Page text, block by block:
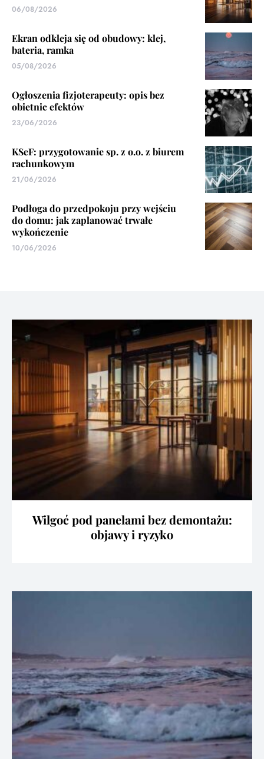
06/08/2026
Ekran odkleja się od obudowy: klej,
bateria, ramka
05/08/2026
Ogłoszenia fizjoterapeuty: opis bez
obietnic efektów
23/06/2026
KSeF: przygotowanie sp. z o.o. z biurem
rachunkowym
21/06/2026
Podłoga do przedpokoju przy wejściu
do domu: jak zaplanować trwałe
wykończenie
10/06/2026
Wilgoć pod panelami bez demontażu:
objawy i ryzyko